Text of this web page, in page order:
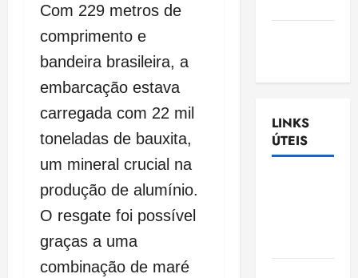
Com 229 metros de
comprimento e
bandeira brasileira, a
embarcação estava
carregada com 22 mil
toneladas de bauxita,
um mineral crucial na
produção de alumínio.
O resgate foi possível
graças a uma
combinação de maré
LINKS
ÚTEIS